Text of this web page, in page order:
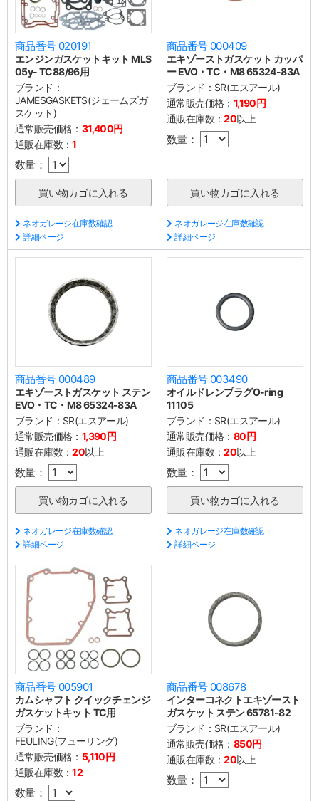
商品番号 020191
エンジンガスケットキット MLS
05y- TC88/96用
ブランド：
JAMESGASKETS(ジェームズガ
スケット)
通常販売価格： 31,400円
通販在庫数：1
数量：
ネオガレージ在庫数確認
詳細ページ
商品番号 000409
エキゾーストガスケット カッパ
ー EVO・TC・M8 65324-83A
ブランド： SR(エスアール)
通常販売価格： 1,190円
通販在庫数：20以上
数量：
ネオガレージ在庫数確認
詳細ページ
商品番号 000489
エキゾーストガスケット ステン
EVO・TC・M8 65324-83A
ブランド： SR(エスアール)
通常販売価格： 1,390円
通販在庫数：20以上
数量：
ネオガレージ在庫数確認
詳細ページ
商品番号 003490
オイルドレンプラグO-ring
11105
ブランド： SR(エスアール)
通常販売価格： 80円
通販在庫数：20以上
数量：
ネオガレージ在庫数確認
詳細ページ
商品番号 005901
カムシャフト クイックチェンジ
ガスケットキット TC用
ブランド：
FEULING(フューリング)
通常販売価格： 5,110円
通販在庫数：12
数量：
商品番号 008678
インターコネクトエキゾースト
ガスケット ステン 65781-82
ブランド： SR(エスアール)
通常販売価格： 850円
通販在庫数：20以上
数量：